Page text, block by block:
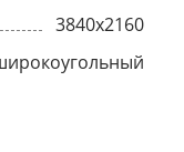
3840x2160